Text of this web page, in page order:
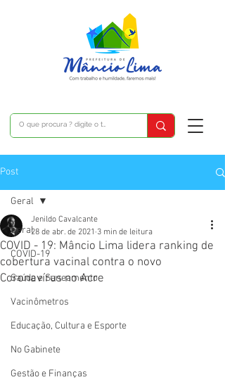
Post
Geral
COVID-19
Saúde e Saneamento
Vacinômetros
Educação, Cultura e Esporte
No Gabinete
Gestão e Finanças
Geral
COVID - 19: Mâncio Lima lidera ranking de
cobertura vacinal contra o novo
Coronavírus no Acre
Jenildo Cavalcante
28 de abr. de 2021 3 min de leitura